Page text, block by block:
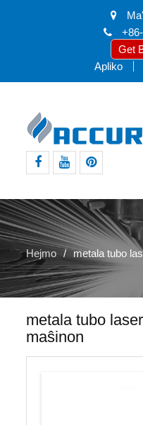
Get
Apliko
Hejmo metala tubo
metala tubo
maŝinon